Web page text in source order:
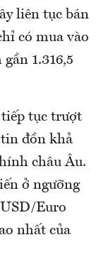
liên tục bán
có mua vào
1.316,5
tiếp tục trượt
đồn khả
châu Âu.
ở ngưỡng
Euro
nhất của